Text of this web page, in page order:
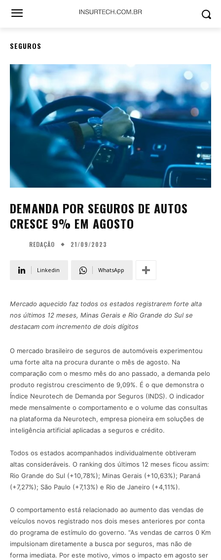
SEGUROS
DEMANDA POR SEGUROS DE AUTOS
CRESCE 9% EM AGOSTO
REDAÇÃO 21/09/2023
Linkedin WhatsApp
Mercado aquecido faz todos os estados registrarem forte alta
nos últimos 12 meses, Minas Gerais e Rio Grande do Sul se
destacam com incremento de dois dígitos
O mercado brasileiro de seguros de automóveis experimentou
uma forte alta na procura durante o mês de agosto. Na
comparação com o mesmo mês do ano passado, a demanda pelo
produto registrou crescimento de 9,09%. É o que demonstra o
Índice Neurotech de Demanda por Seguros (INDS). O indicador
mede mensalmente o comportamento e o volume das consultas
na plataforma da Neurotech, empresa pioneira em soluções de
inteligência artificial aplicadas a seguros e crédito.
Todos os estados acompanhados individualmente obtiveram
altas consideráveis. O ranking dos últimos 12 meses ficou assim:
Rio Grande do Sul (+10,78%); Minas Gerais (+10,63%); Paraná
(+7,27%); São Paulo (+7,13%) e Rio de Janeiro (+4,11%).
O comportamento está relacionado ao aumento das vendas de
veículos novos registrado nos dois meses anteriores por conta
do programa de estímulo do governo. “As vendas de carros 0 Km
impulsionam diretamente a busca por seguros, mas não de
forma imediata. Por este motivo, vimos o impacto em agosto ser